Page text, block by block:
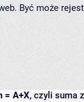
Być może
= A+X, czyli suma